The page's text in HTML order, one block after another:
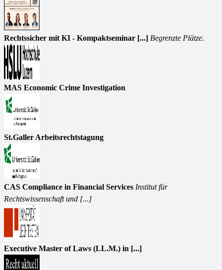
Rechtssicher mit KI - Kompaktseminar [...] Begrenzte Plätze.
MAS Economic Crime Investigation
St.Galler Arbeitsrechtstagung
CAS Compliance in Financial Services Institut für
Rechtswissenschaft und [...]
Executive Master of Laws (LL.M.) in [...]